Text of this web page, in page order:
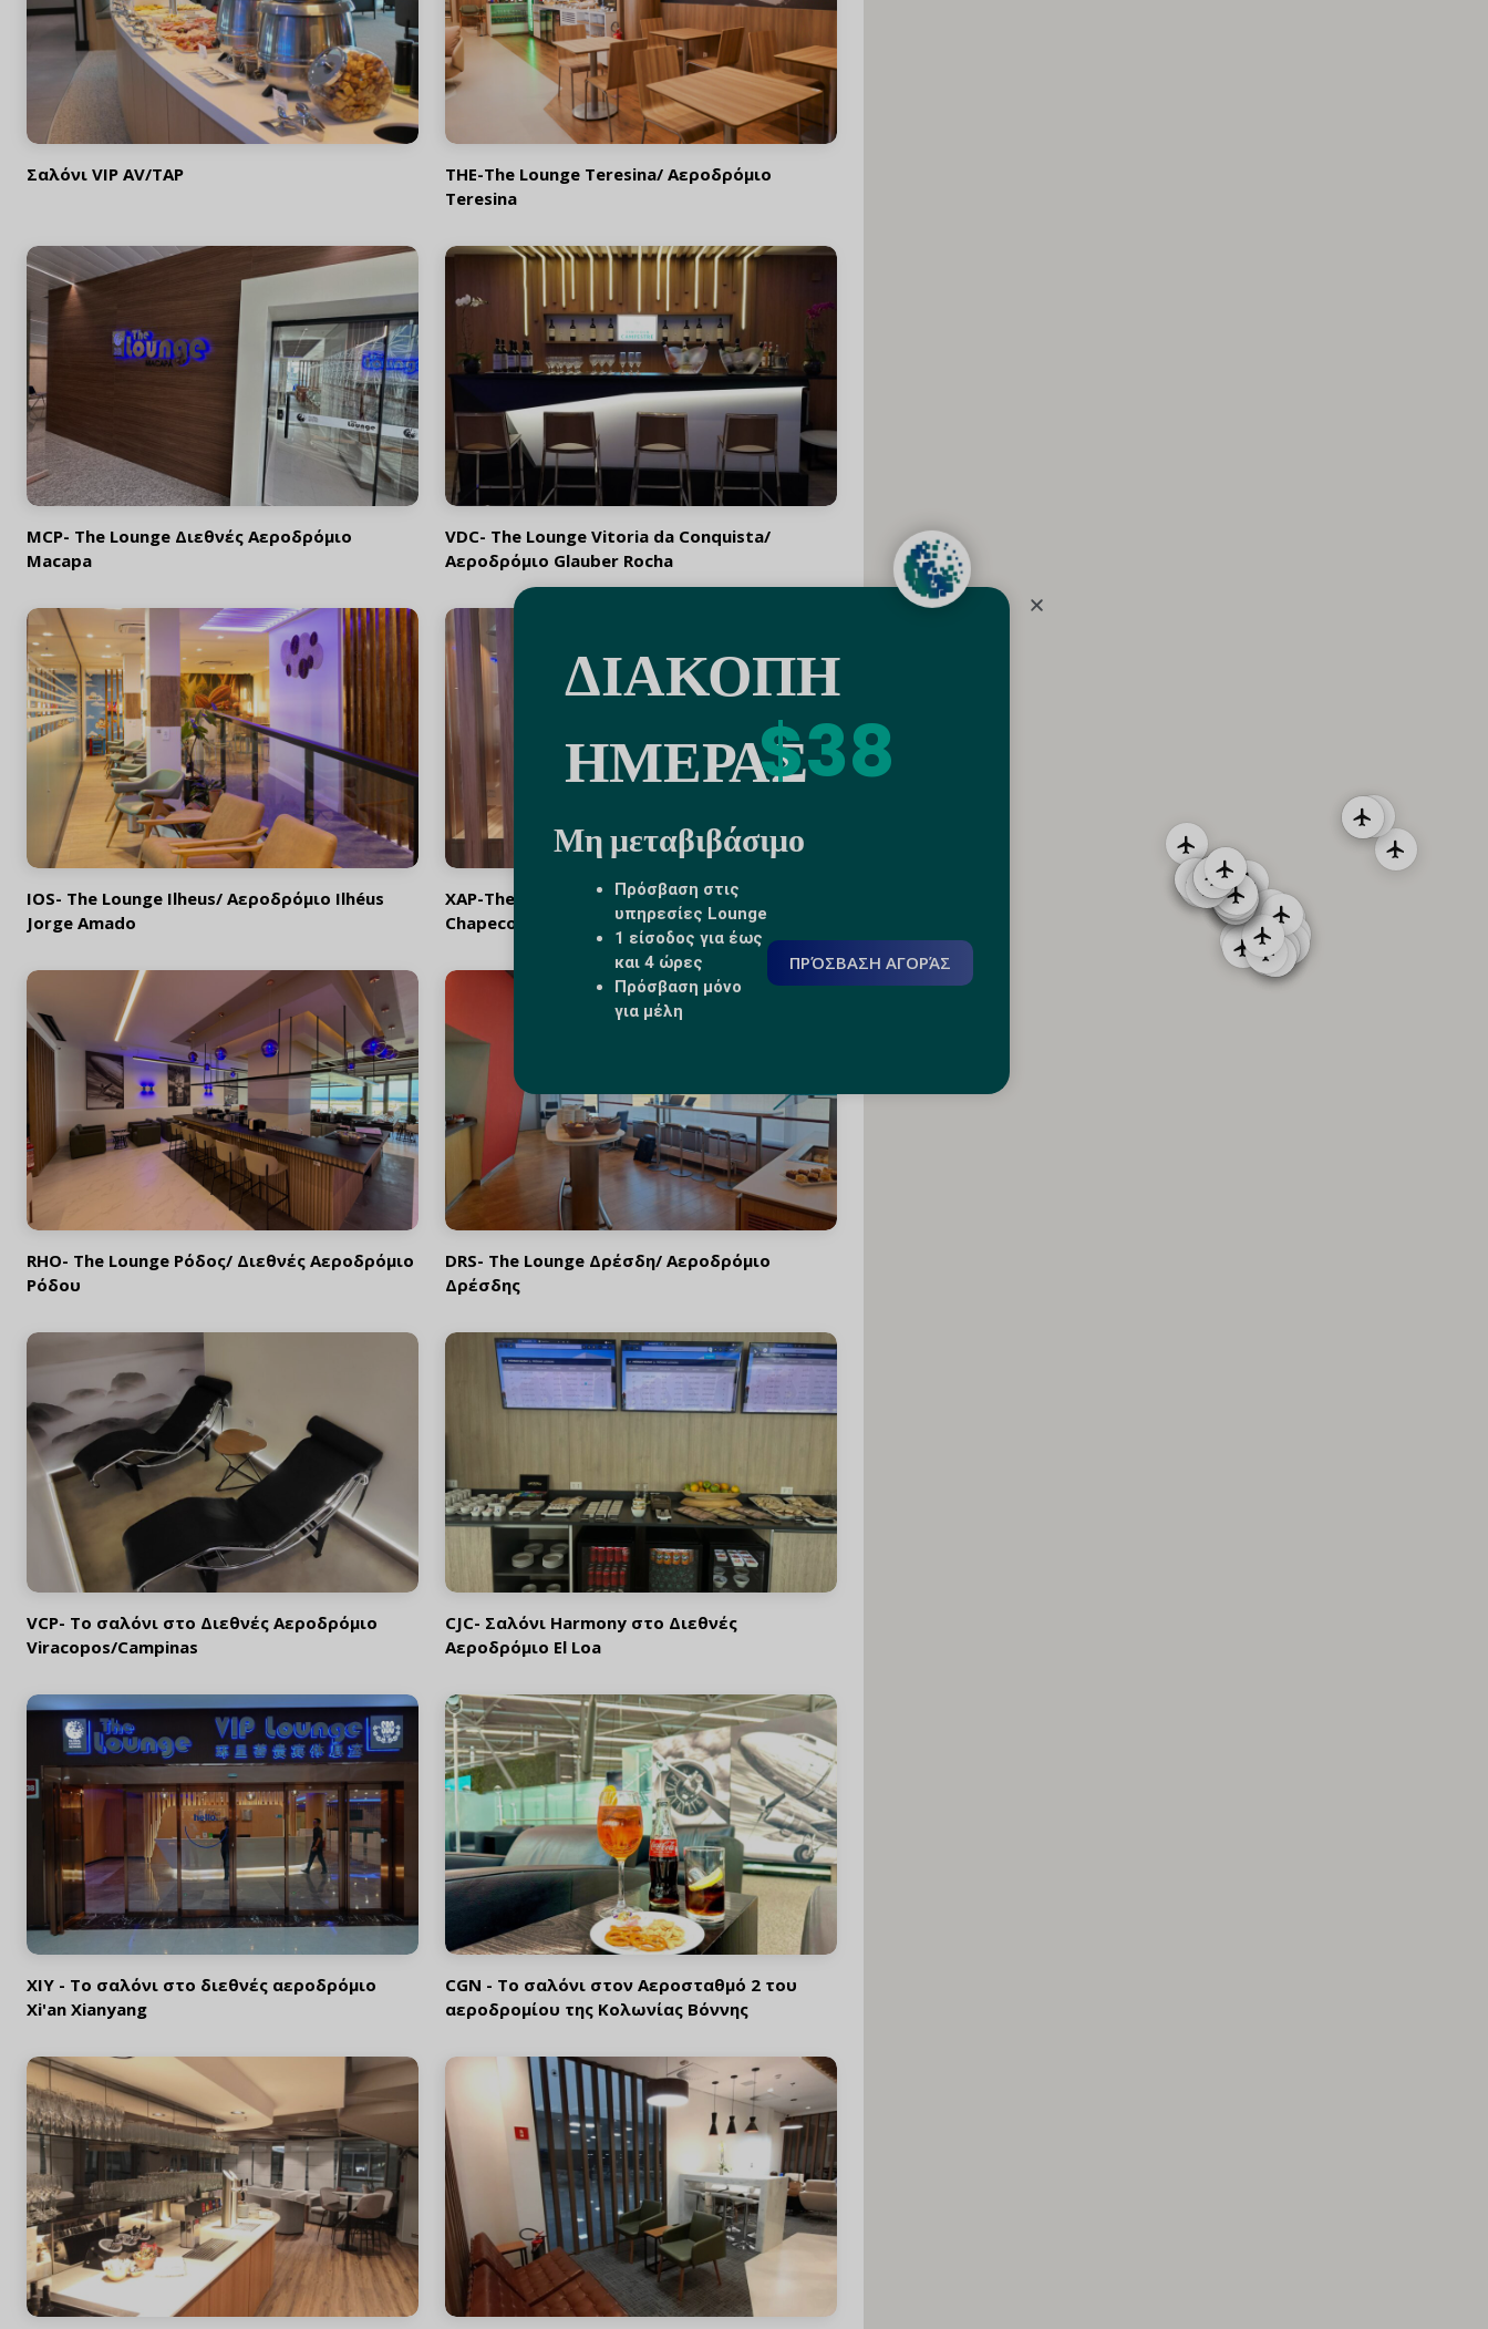
Σαλόνι VIP AV/TAP
THE-The Lounge Teresina/ Αεροδρόμιο
Teresina
MCP- The Lounge Διεθνές Αεροδρόμιο
Macapa
VDC- The Lounge Vitoria da Conquista/
Αεροδρόμιο Glauber Rocha
IOS- The Lounge Ilheus/ Αεροδρόμιο Ilhéus
Jorge Amado
XAP-The Lounge Αεροδρόμιο
Chapeco/Chapecó
RHO- The Lounge Ρόδος/ Διεθνές Αεροδρόμιο
Ρόδου
DRS- The Lounge Δρέσδη/ Αεροδρόμιο
Δρέσδης
VCP- Το σαλόνι στο Διεθνές Αεροδρόμιο
Viracopos/Campinas
CJC- Σαλόνι Harmony στο Διεθνές
Αεροδρόμιο El Loa
XIY - Το σαλόνι στο διεθνές αεροδρόμιο
Xi'an Xianyang
CGN - Το σαλόνι στον Αεροσταθμό 2 του
αεροδρομίου της Κολωνίας Βόννης
ΔΙΑΚΟΠΗ
ΗΜΕΡΑΣ$38
Μη μεταβιβάσιμο
Πρόσβαση στις
υπηρεσίες Lounge
1 είσοδος για έως
και 4 ώρες
Πρόσβαση μόνο
για μέλη
ΠΡΌΣΒΑΣΗ ΑΓΟΡΆΣ